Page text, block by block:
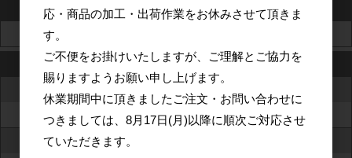
生分解性フィルム
ハードコートフィルム等
IDフィルム
防眩ハードコートフィルム
応・商品の加工・出荷作業をお休みさせて頂きま
す。
ご不便をお掛けいたしますが、ご理解とご協力を
賜りますようお願い申し上げます。
休業期間中に頂きましたご注文・お問い合わせに
つきましては、 8月17日(月)以降に順次ご対応させ
ていただきます。